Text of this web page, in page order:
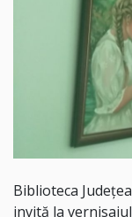
Biblioteca
invită la